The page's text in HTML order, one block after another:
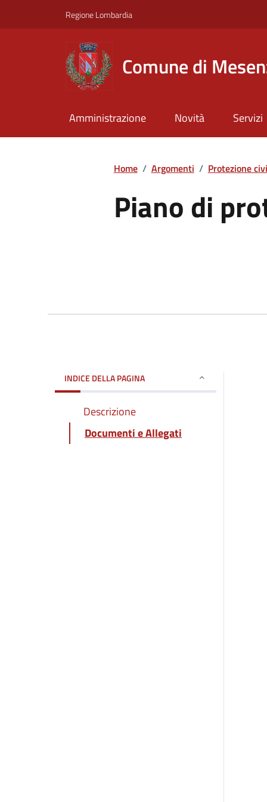
Regione Lombardia
Comune di
Amministrazione Novità Servizi
Home / Argomenti / Protezione
Piano di
INDICE DELLA PAGINA
Descrizione
Documenti e Allegati